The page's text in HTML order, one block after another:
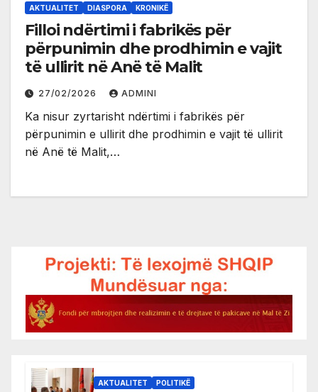
AKTUALITET DIASPORA KRONIKË
Filloi ndërtimi i fabrikës për
përpunimin dhe prodhimin e vajit
të ullirit në Anë të Malit
27/02/2026 ADMINI
Ka nisur zyrtarisht ndërtimi i fabrikës për
përpunimin e ullirit dhe prodhimin e vajit të ullirit
në Anë të Malit,…
AKTUALITET POLITIKË